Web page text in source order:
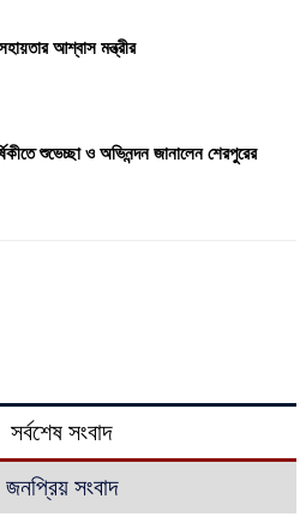
আশ্বাস মন্ত্রীর
শুভেচ্ছা ও অভিনন্দন জানালেন শেরপুরের
সর্বশেষ সংবাদ
জনপ্রিয় সংবাদ